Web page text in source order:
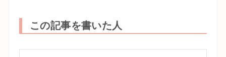
この記事を書いた人